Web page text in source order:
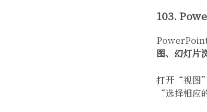
103.
PowerPoint
图、幻灯片
打开“视图
“选择相应